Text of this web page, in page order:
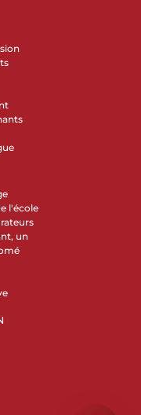
l'école
un